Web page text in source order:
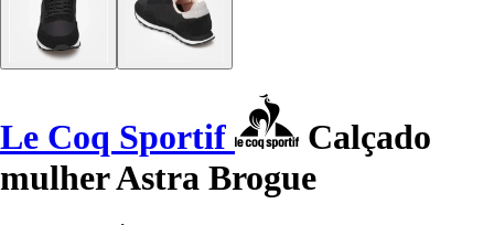
Le Coq Sportif
Calçado
mulher Astra Brogue